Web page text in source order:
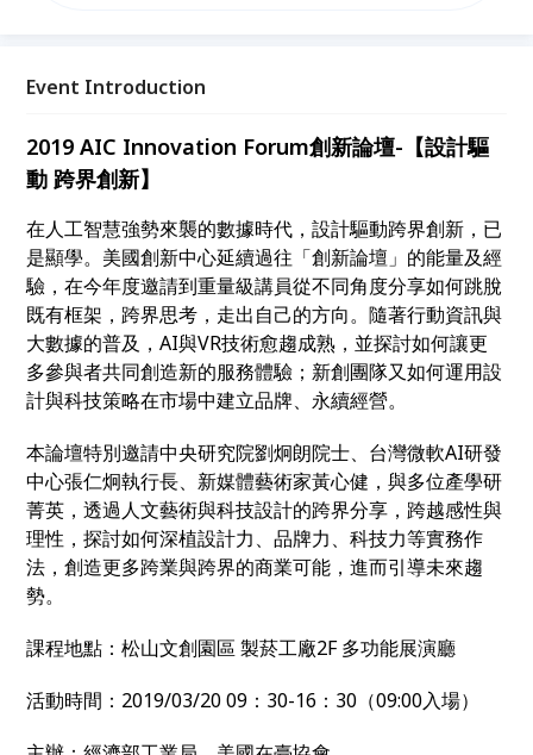
又如何運用設計與科技策略在市場中建立品牌、永續經
Event Introduction
2019 AIC Innovation Forum創新論壇-【設計驅
動 跨界創新】
在人工智慧強勢來襲的數據時代，設計驅動跨界創新，已
是顯學。美國創新中心延續過往「創新論壇」的能量及經
驗，在今年度邀請到重量級講員從不同角度分享如何跳脫
既有框架，跨界思考，走出自己的方向。隨著行動資訊與
大數據的普及，AI與VR技術愈趨成熟，並探討如何讓更
多參與者共同創造新的服務體驗；新創團隊又如何運用設
計與科技策略在市場中建立品牌、永續經營。
本論壇特別邀請中央研究院劉炯朗院士、台灣微軟AI研發
中心張仁炯執行長、新媒體藝術家黃心健，與多位產學研
菁英，透過人文藝術與科技設計的跨界分享，跨越感性與
理性，探討如何深植設計力、品牌力、科技力等實務作
法，創造更多跨業與跨界的商業可能，進而引導未來趨
勢。
課程地點：松山文創園區 製菸工廠2F 多功能展演廳
活動時間：2019/03/20 09：30-16：30（09:00入場）